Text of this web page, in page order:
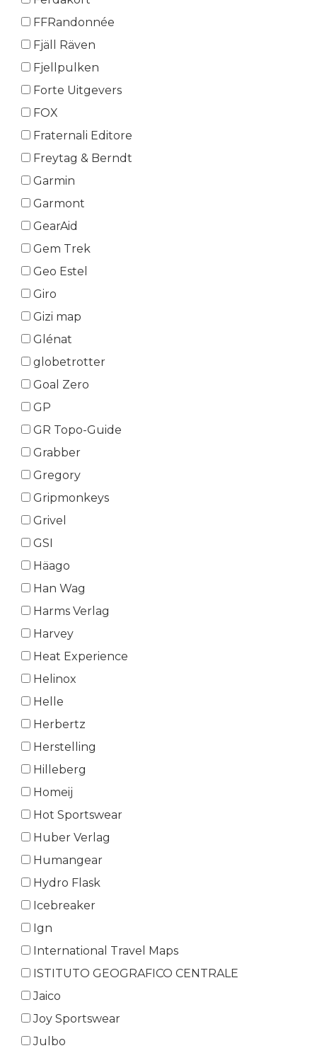
FFRandonnée
Fjäll Räven
Fjellpulken
Forte Uitgevers
FOX
Fraternali Editore
Freytag & Berndt
Garmin
Garmont
GearAid
Gem Trek
Geo Estel
Giro
Gizi map
Glénat
globetrotter
Goal Zero
GP
GR Topo-Guide
Grabber
Gregory
Gripmonkeys
Grivel
GSI
Häago
Han Wag
Harms Verlag
Harvey
Heat Experience
Helinox
Helle
Herbertz
Herstelling
Hilleberg
Homeij
Hot Sportswear
Huber Verlag
Humangear
Hydro Flask
Icebreaker
Ign
International Travel Maps
ISTITUTO GEOGRAFICO CENTRALE
Jaico
Joy Sportswear
Julbo